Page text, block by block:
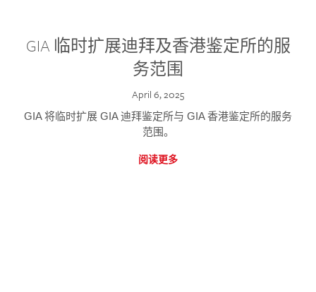
GIA 临时扩展迪拜及香港鉴定所的服
务范围
April 6, 2025
GIA 将临时扩展 GIA 迪拜鉴定所与 GIA 香港鉴定所的服务
范围。
阅读更多